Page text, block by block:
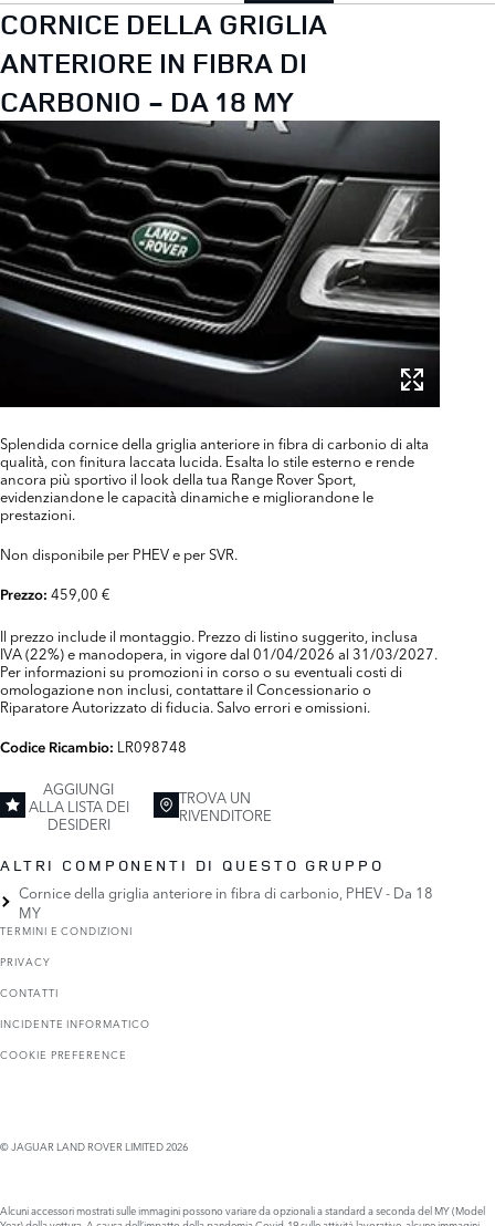
CORNICE DELLA GRIGLIA
ANTERIORE IN FIBRA DI
CARBONIO - DA 18 MY
Splendida cornice della griglia anteriore in fibra di carbonio di alta
qualità, con finitura laccata lucida. Esalta lo stile esterno e rende
ancora più sportivo il look della tua Range Rover Sport,
evidenziandone le capacità dinamiche e migliorandone le
prestazioni.
Non disponibile per PHEV e per SVR.
Prezzo: 459,00 €
Il prezzo include il montaggio. Prezzo di listino suggerito, inclusa
IVA (22%) e manodopera, in vigore dal 01/04/2026 al 31/03/2027.
Per informazioni su promozioni in corso o su eventuali costi di
omologazione non inclusi, contattare il Concessionario o
Riparatore Autorizzato di fiducia. Salvo errori e omissioni.
Codice Ricambio: LR098748
AGGIUNGI
ALLA LISTA DEI
DESIDERI
TROVA UN
RIVENDITORE
ALTRI COMPONENTI DI QUESTO GRUPPO
Cornice della griglia anteriore in fibra di carbonio, PHEV - Da 18
MY
TERMINI E CONDIZIONI
PRIVACY
CONTATTI
INCIDENTE INFORMATICO
COOKIE PREFERENCE
© JAGUAR LAND ROVER LIMITED 2026
Alcuni accessori mostrati sulle immagini possono variare da opzionali a standard a seconda del MY (Model